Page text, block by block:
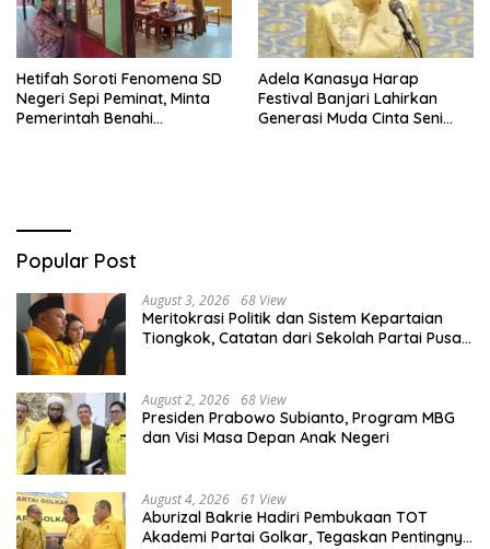
Hetifah Soroti Fenomena SD
Negeri Sepi Peminat, Minta
Pemerintah Benahi
Adela Kanasya Harap
Festival Banjari Lahirkan
Generasi Muda Cinta Seni
Popular Post
August 3, 2026 68 View
Meritokrasi Politik dan Sistem Kepartaian
Tiongkok, Catatan dari Sekolah Partai Pusat
August 2, 2026 68 View
Presiden Prabowo Subianto, Program MBG
dan Visi Masa Depan Anak Negeri
August 4, 2026 61 View
Aburizal Bakrie Hadiri Pembukaan TOT
Akademi Partai Golkar, Tegaskan Pentingnya